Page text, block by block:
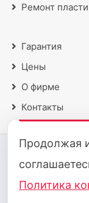
Ремонт
Гарантия
Цены
О фирме
Контакты
2018 -
Политика
Продолжая
Политика